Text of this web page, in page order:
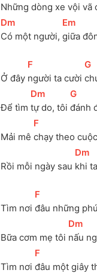
Những dòng xe vội vã
[Dm
Có một người,
[Em
giữa
Ở đây
[F
người ta cười
[
G
Để tìm
[Dm
tự do, tôi
[
G
đánh
Mải mê
[F
chạy theo cuộc
Rồi mỗi ngày sau
[Dm
khi
Tìm nơi
[F
đâu những
Bữa cơm mẹ tôi
[Dm
nấu
Tìm nơi
[F
đâu một giây